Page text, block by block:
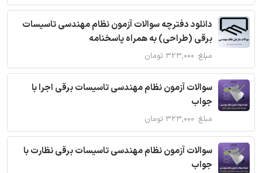
دانلود دفترچه سوالات آزمون نظام مهندسی تاسیسات
برقی (طراحی) به همراه پاسخنامه
مبلغ: ۳۲۳,۰۰۰ تومان
سوالات آزمون نظام مهندسی تاسیسات برقی اجرا با
جواب
مبلغ: ۳۲۳,۰۰۰ تومان
سوالات آزمون نظام مهندسی تاسیسات برقی نظارت با
جواب